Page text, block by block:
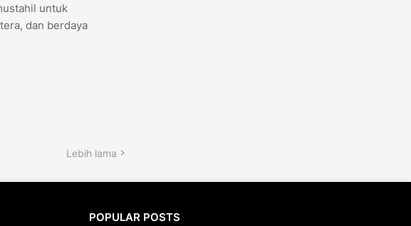
untuk
dan berdaya
Lebih lama
POPULAR POSTS